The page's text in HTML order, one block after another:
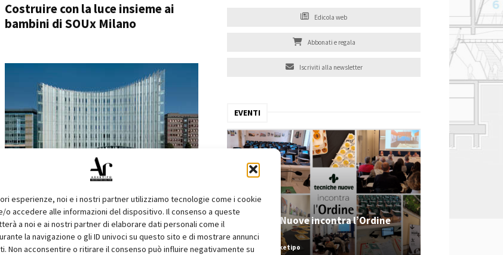
esperienze, noi e i nostri partner utilizziamo tecnologie come i cookie
o accedere alle informazioni del dispositivo. Il consenso a queste
a noi e ai nostri partner di elaborare dati personali come il
la navigazione o gli ID univoci su questo sito e di mostrare annunci
Non acconsentire o ritirare il consenso può influire negativamente su
Costruire con la luce insieme ai
bambini di SOUx Milano
Laminam per l’Ospedale San
Edicola web
Abbonati e regala
Iscriviti alla newsletter
EVENTI
Tecniche Nuove incontra l’Ordine
2026
Redazione Arketipo